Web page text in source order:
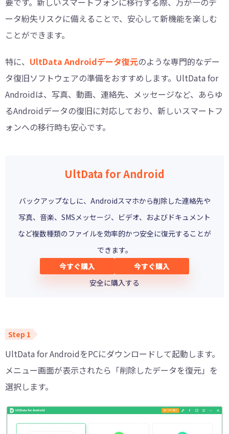
ータ紛失リスクに備えることで、安心して新機能を楽しむ
ことができます。
特に、 UltData Androidデータ復元のような専門的なデー
タ復旧ソフトウェアの準備をおすすめします。UltData for
Androidは、写真、動画、連絡先、メッセージなど、あらゆ
るAndroidデータの復旧に対応しており、新しいスマートフ
ォンへの移行時も安心です。
UltData for Android
バックアップなしに、Androidスマホから削除した連絡先や
写真、音楽、SMSメッセージ、ビデオ、およびドキュメント
など複数種類のファイルを効率的かつ安全に復元することが
できます。
今すぐ購入
今すぐ購入
安全に購入する
UltData for AndroidをPCにダウンロードして起動します。
メニュー画面が表示されたら「削除したデータを復元」を
選択します。